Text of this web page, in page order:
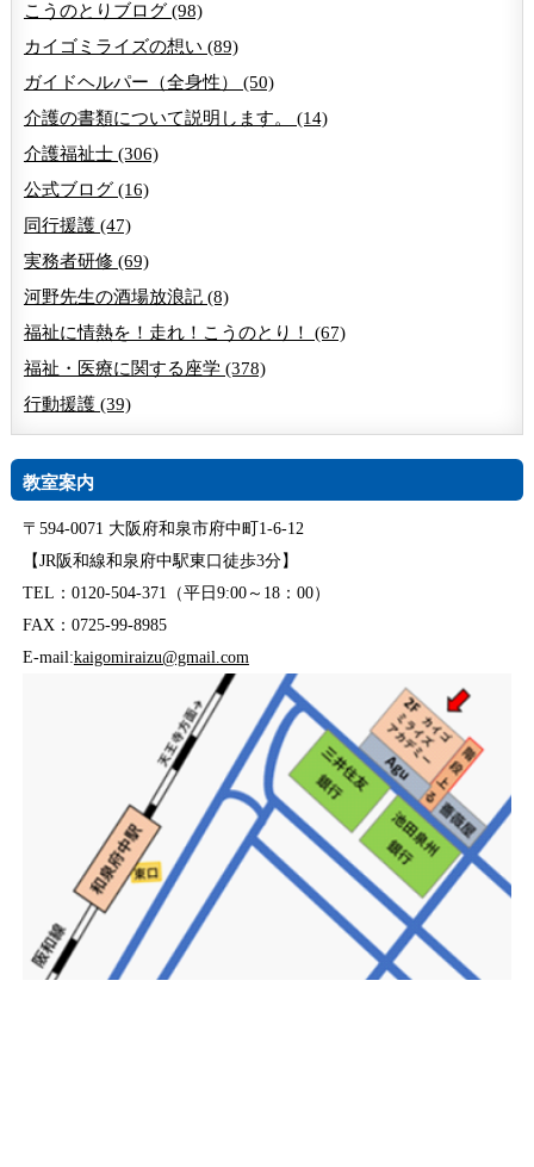
こうのとりブログ (98)
カイゴミライズの想い (89)
ガイドヘルパー（全身性） (50)
介護の書類について説明します。 (14)
介護福祉士 (306)
公式ブログ (16)
同行援護 (47)
実務者研修 (69)
河野先生の酒場放浪記 (8)
福祉に情熱を！走れ！こうのとり！ (67)
福祉・医療に関する座学 (378)
行動援護 (39)
教室案内
〒594-0071 大阪府和泉市府中町1-6-12
【JR阪和線和泉府中駅東口徒歩3分】
TEL：0120-504-371（平日9:00～18：00）
FAX：0725-99-8985
E-mail:kaigomiraizu@gmail.com